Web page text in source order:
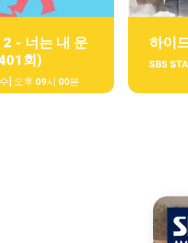
2 - 너는 내 운
회)
] 오후 09시 00분
하이
SBS